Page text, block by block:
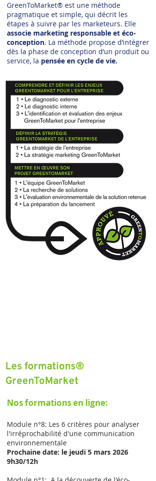
GreenToMarket® est une méthode
pragmatique et simple, qui décrit les
étapes à suivre par les marketeurs. Elle
associe marketing responsable et éco-
conception. La méthode propose d’intégrer
dès la phase de conception d’un produit ou
service, la pensée en cycle de vie.
®Les formations
GreenToMarket
Nos formations en ligne:
Module n°8: Les 6 critères pour analyser
l'irréprochabilité d'une communication
environnementale
Prochaine date: le jeudi 5 mars 2026
9h30/12h